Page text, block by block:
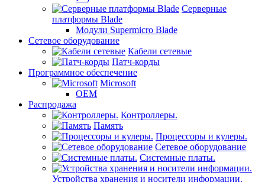
Серверные
платформы Blade
Модули Supermicro Blade
Сетевое оборудование
Кабели сетевые
Патч-корды
Программное обеспечение
Microsoft
OEM
Распродажа
Контроллеры.
Память
Процессоры и кулеры.
Сетевое оборудование
Системные платы.
Устройства хранения и носители информации.